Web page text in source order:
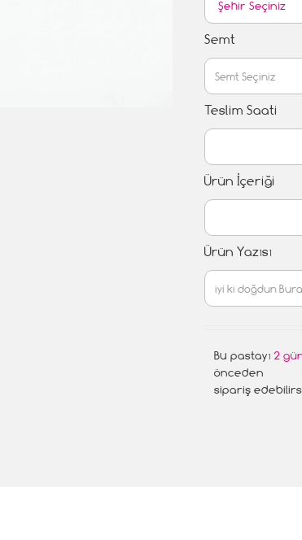
Semt
Teslim Saati
Ürün İçeriği
Ürün Yazısı
Bu pastayı 2
önceden
sipariş